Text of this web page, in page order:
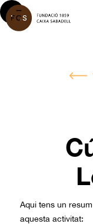
Aqui tens un
aquesta activitat: